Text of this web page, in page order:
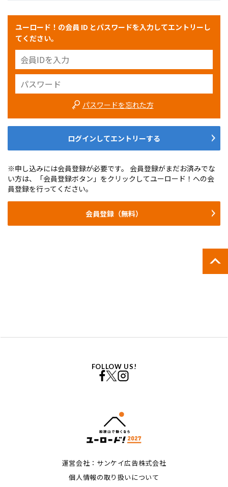
ユーロード！の会員 ID とパスワードを入力してエントリーし
てください。
パスワードを忘れた方
ログインしてエントリーする
※申し込みには会員登録が必要です。 会員登録がまだお済みでな
い方は、「会員登録ボタン」をクリックしてユーロード！への会
員登録を行ってください。
会員登録（無料）
FOLLOW US!
運営会社：サンケイ広告株式会社
個人情報の取り扱いについて